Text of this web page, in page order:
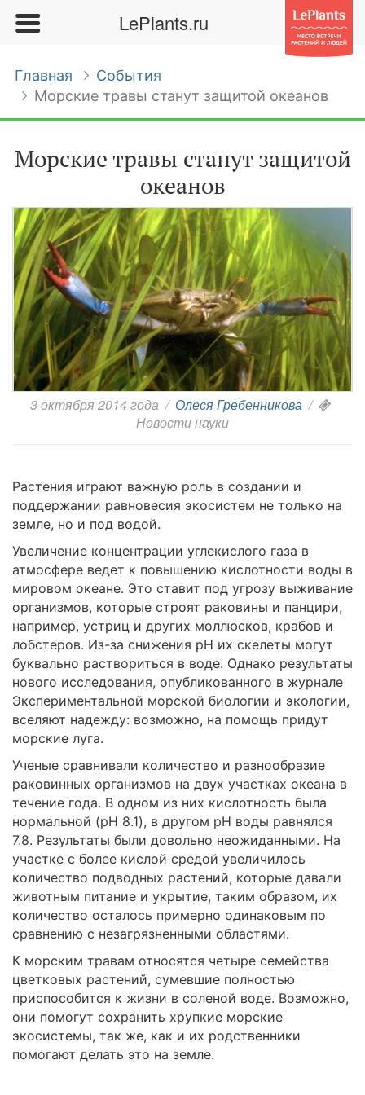
LePlants.ru
Главная
События
Морские травы станут защитой океанов
Морские травы станут защитой
океанов
3 октября 2014 года / Олеся Гребенникова /
Новости науки
Растения играют важную роль в создании и
поддержании равновесия экосистем не только на
земле, но и под водой.
Увеличение концентрации углекислого газа в
атмосфере ведет к повышению кислотности воды в
мировом океане. Это ставит под угрозу выживание
организмов, которые строят раковины и панцири,
например, устриц и других моллюсков, крабов и
лобстеров. Из-за снижения pH их скелеты могут
буквально раствориться в воде. Однако результаты
нового исследования, опубликованного в журнале
Экспериментальной морской биологии и экологии,
вселяют надежду: возможно, на помощь придут
морские луга.
Ученые сравнивали количество и разнообразие
раковинных организмов на двух участках океана в
течение года. В одном из них кислотность была
нормальной (pH 8.1), в другом pH воды равнялся
7.8. Результаты были довольно неожиданными. На
участке с более кислой средой увеличилось
количество подводных растений, которые давали
животным питание и укрытие, таким образом, их
количество осталось примерно одинаковым по
сравнению с незагрязненными областями.
К морским травам относятся четыре семейства
цветковых растений, сумевшие полностью
приспособится к жизни в соленой воде. Возможно,
они помогут сохранить хрупкие морские
экосистемы, так же, как и их родственники
помогают делать это на земле.